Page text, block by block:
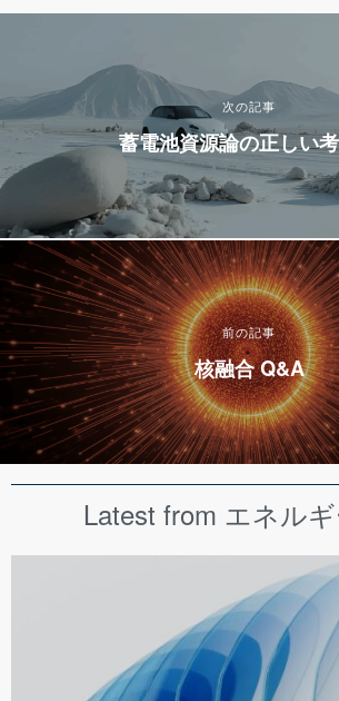
次の記事
蓄電池資源論の正しい
前の記事
核融合 Q&A
Latest from エネル